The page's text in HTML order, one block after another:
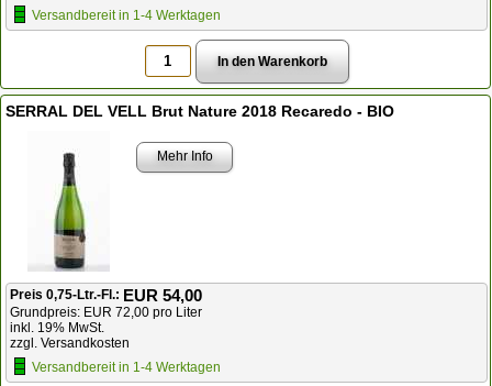
Versandbereit in 1-4 Werktagen
SERRAL DEL VELL Brut Nature 2018 Recaredo - BIO
Mehr Info
Preis 0,75-Ltr.-Fl.: EUR 54,00
Grundpreis: EUR 72,00 pro Liter
inkl. 19% MwSt.
zzgl. Versandkosten
Versandbereit in 1-4 Werktagen